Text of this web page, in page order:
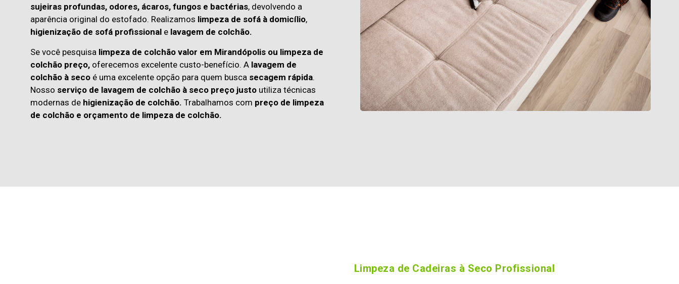
sujeiras profundas, odores, ácaros, fungos e bactérias, devolvendo a
aparência original do estofado. Realizamos limpeza de sofá à domicílio,
higienização de sofá profissional e lavagem de colchão.
Se você pesquisa limpeza de colchão valor em Mirandópolis ou limpeza de
colchão preço, oferecemos excelente custo-benefício. A lavagem de
colchão à seco é uma excelente opção para quem busca secagem rápida.
Nosso serviço de lavagem de colchão à seco preço justo utiliza técnicas
modernas de higienização de colchão. Trabalhamos com preço de limpeza
de colchão e orçamento de limpeza de colchão.
Limpeza de Cadeiras à Seco Profissional